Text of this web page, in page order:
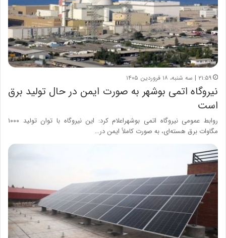
۲۱:۵۹ | سه شنبه، ۱۸ فروردین ۱۴۰۵
نیروگاه اتمی بوشهر به صورت ایمن در حال تولید برق
است
روابط عمومی نیروگاه اتمی بوشهراعلام کرد: این نیروگاه با توان تولید ۱۰۰۰
مگاوات برق هسته‌ای، به صورت کاملاً ایمن در…